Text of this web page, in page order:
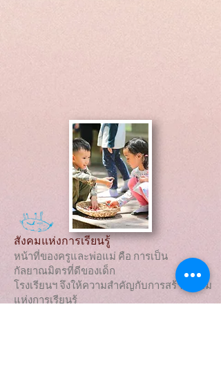
สังคมแห่งการเรียนรู้
หน้าที่ของครูและพ่อแม่ คือ การเป็น
กัลยาณมิตรที่ดีของเด็ก
โรงเรียนฯ จึงให้ความสำคัญกับการสร้างสังคม
แห่งการเรียนรู้